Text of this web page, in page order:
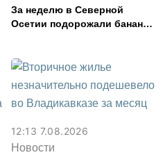
За неделю в Северной
Осетии подорожали бананы
картофель
12:13 7.08.2026
Новости